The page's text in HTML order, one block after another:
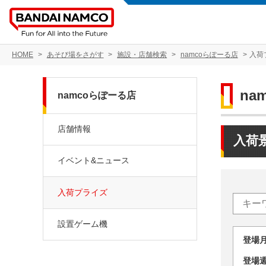
HOME あそび場をさがす 施設・店舗検索 namcoらぽーる店 入荷
入荷
登
登
namcoらぽーる店
店舗情報
イベント&ニュース
入荷プライズ
設置ゲーム機